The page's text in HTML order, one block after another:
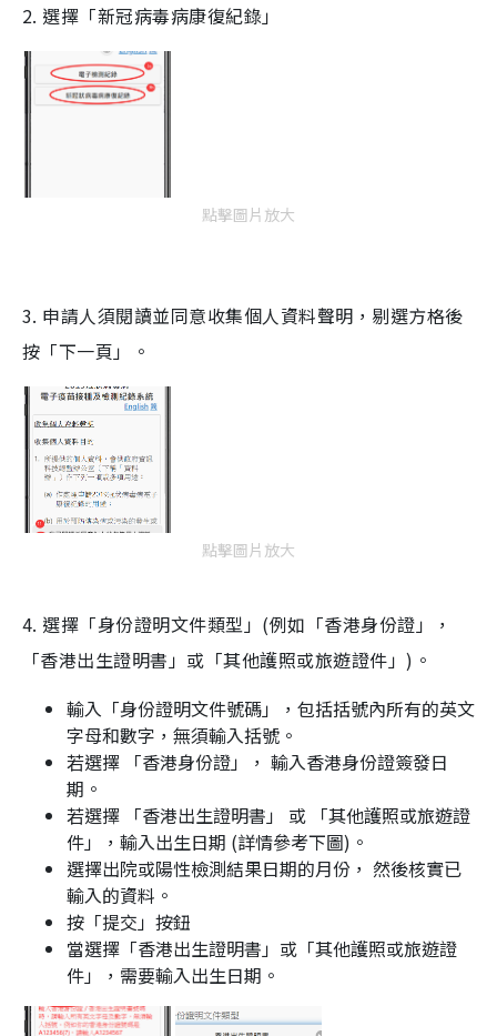
2. 選擇「新冠病毒病康復紀錄」
點擊圖片放大
3. 申請人須閱讀並同意收集個人資料聲明，剔選方格後
按「下一頁」。
點擊圖片放大
4. 選擇「身份證明文件類型」(例如「香港身份證」，
「香港出生證明書」或「其他護照或旅遊證件」)。
輸入「身份證明文件號碼」，包括括號內所有的英文
字母和數字，無須輸入括號。
若選擇 「香港身份證」， 輸入香港身份證簽發日
期。
若選擇 「香港出生證明書」 或 「其他護照或旅遊證
件」，輸入出生日期 (詳情參考下圖)。
選擇出院或陽性檢測結果日期的月份， 然後核實已
輸入的資料。
按「提交」按鈕
當選擇「香港出生證明書」或「其他護照或旅遊證
件」，需要輸入出生日期。